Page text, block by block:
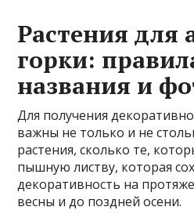
Растения для
горки:
названия и
Для получения
важны не только и не
растения, сколько те,
пышную листву, которая
декоративность на
весны и до поздней осени.